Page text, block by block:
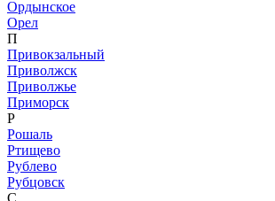
Ордынское
Орел
П
Привокзальный
Приволжск
Приволжье
Приморск
Р
Рошаль
Ртищево
Рублево
Рубцовск
С